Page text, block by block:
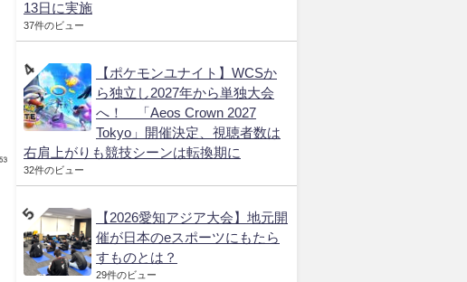
13日に実施
37件のビュー
【ポケモンユナイト】WCSか
ら独立し2027年から単独大会
へ！ 「Aeos Crown 2027
Tokyo」開催決定、視聴者数は
右肩上がりも競技シーンは転換期に
32件のビュー
【2026愛知アジア大会】地元開
催が日本のeスポーツにもたら
すものとは？
29件のビュー